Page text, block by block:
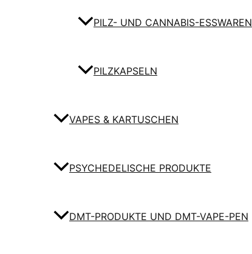
PILZ- UND CANNABIS-ESSWAREN
PILZKAPSELN
VAPES & KARTUSCHEN
PSYCHEDELISCHE PRODUKTE
DMT-PRODUKTE UND DMT-VAPE-PEN